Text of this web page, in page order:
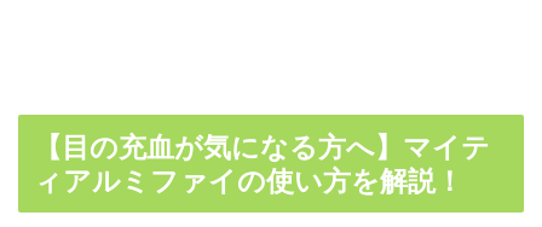
【目の充血が気になる方へ】マイテ
ィアルミファイの使い方を解説！